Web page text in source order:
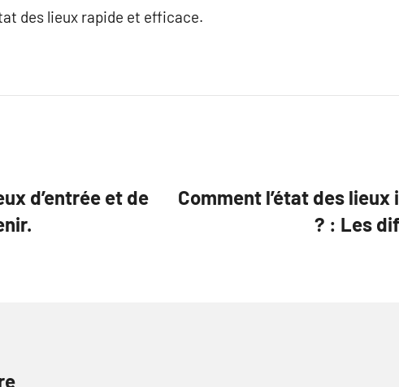
des lieux rapide et efficace.
d’entrée et de
Comment l’état des lieux
? : Les